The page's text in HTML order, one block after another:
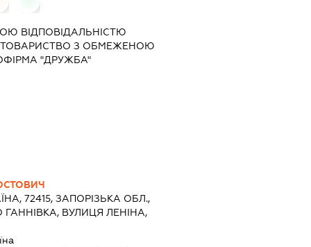
ВІДПОВІДАЛЬНІСТЮ
ТОВАРИСТВО З ОБМЕЖЕНОЮ
"ДРУЖБА"
72415, ЗАПОРІЗЬКА ОБЛ.,
ВУЛИЦЯ ЛЕНІНА,